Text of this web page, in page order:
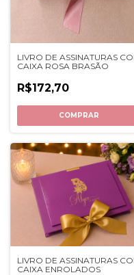
LIVRO DE ASSINATURAS
CAIXA ROSA BRASÃO
R$172,70
COMPRAR
LIVRO DE ASSINATURAS
CAIXA ENROLADOS